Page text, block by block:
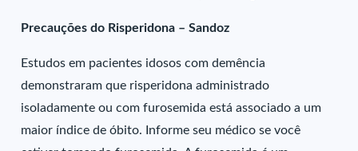
Precauções do Risperidona – Sandoz
Estudos em pacientes idosos com demência
demonstraram que risperidona administrado
isoladamente ou com furosemida está associado a um
maior índice de óbito. Informe seu médico se você